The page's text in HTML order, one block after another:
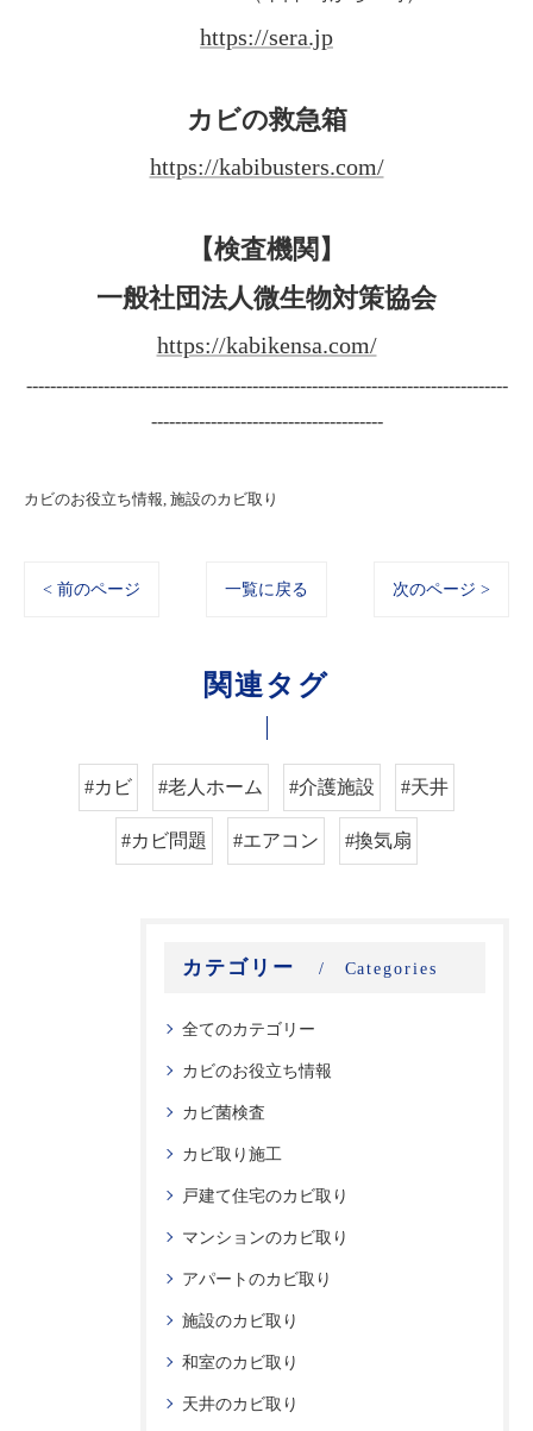
https://sera.jp
カビの救急箱
https://kabibusters.com/
【検査機関】
一般社団法人微生物対策協会
https://kabikensa.com/
---------------------------------------------------------------------------------
---------------------------------------
カビのお役立ち情報 施設のカビ取り
< 前のページ 一覧に戻る 次のページ >
関連タグ
#カビ #老人ホーム #介護施設 #天井
#カビ問題 #エアコン #換気扇
カテゴリー Categories
全てのカテゴリー
カビのお役立ち情報
カビ菌検査
カビ取り施工
戸建て住宅のカビ取り
マンションのカビ取り
アパートのカビ取り
施設のカビ取り
和室のカビ取り
天井のカビ取り